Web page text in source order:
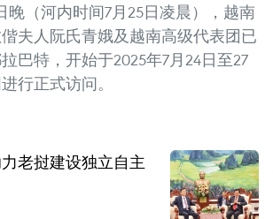
晚（河内时间7月25日凌晨），越南
夫人阮氏青娥及越南高级代表团已
巴特，开始于2025年7月24日至27
行正式访问。
老挝建设独立自主